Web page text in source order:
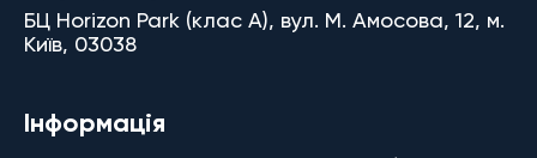
БЦ Horizon Park (клас A), вул. М. Амосова, 12, м.
Київ, 03038
Інформація